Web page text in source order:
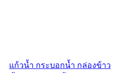
แก้วน้ำ กระบอกน้ำ กล่องข้าว